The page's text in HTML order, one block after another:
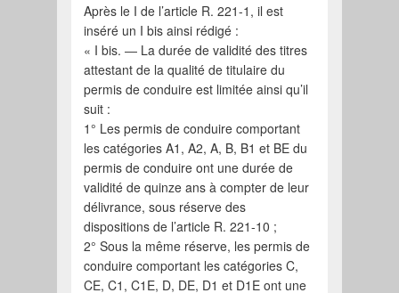
Après le I de l’article R. 221-1, il est
inséré un I bis ainsi rédigé :
« I bis. ― La durée de validité des titres
attestant de la qualité de titulaire du
permis de conduire est limitée ainsi qu’il
suit :
1° Les permis de conduire comportant
les catégories A1, A2, A, B, B1 et BE du
permis de conduire ont une durée de
validité de quinze ans à compter de leur
délivrance, sous réserve des
dispositions de l’article R. 221-10 ;
2° Sous la même réserve, les permis de
conduire comportant les catégories C,
CE, C1, C1E, D, DE, D1 et D1E ont une